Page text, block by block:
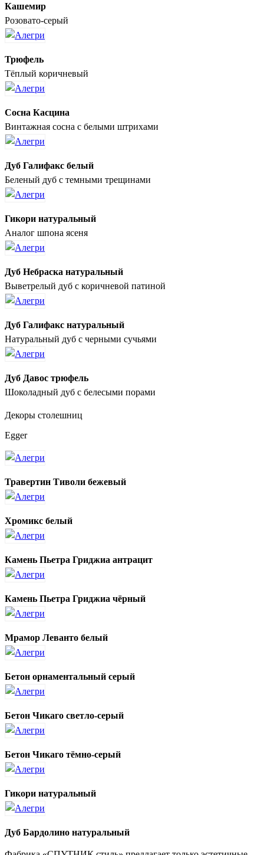
Кашемир
Розовато-серый
Трюфель
Тёплый коричневый
Сосна Касцина
Винтажная сосна с белыми штрихами
Дуб Галифакс белый
Беленый дуб с темными трещинами
Гикори натуральный
Аналог шпона ясеня
Дуб Небраска натуральный
Выветрелый дуб с коричневой патиной
Дуб Галифакс натуральный
Натуральный дуб с черными сучьями
Дуб Давос трюфель
Шоколадный дуб с белесыми порами
Декоры столешниц
Egger
Травертин Тиволи бежевый
Хромикс белый
Камень Пьетра Гриджиа антрацит
Камень Пьетра Гриджиа чёрный
Мрамор Леванто белый
Бетон орнаментальный серый
Бетон Чикаго светло-серый
Бетон Чикаго тёмно-серый
Гикори натуральный
Дуб Бардолино натуральный